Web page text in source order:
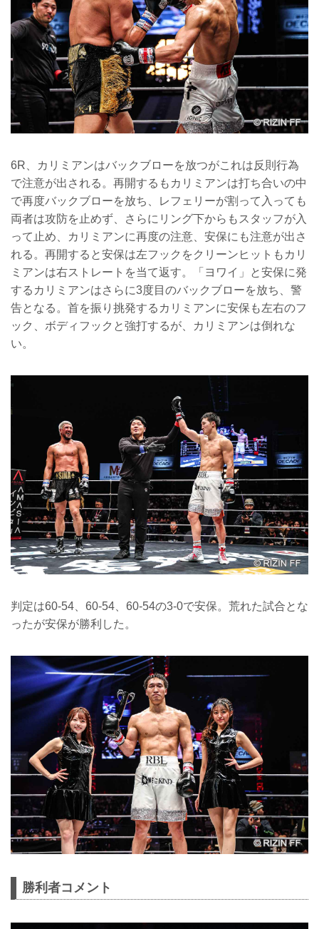
6R、カリミアンはバックブローを放つがこれは反則行為
で注意が出される。再開するもカリミアンは打ち合いの中
で再度バックブローを放ち、レフェリーが割って入っても
両者は攻防を止めず、さらにリング下からもスタッフが入
って止め、カリミアンに再度の注意、安保にも注意が出さ
れる。再開すると安保は左フックをクリーンヒットもカリ
ミアンは右ストレートを当て返す。「ヨワイ」と安保に発
するカリミアンはさらに3度目のバックブローを放ち、警
告となる。首を振り挑発するカリミアンに安保も左右のフ
ック、ボディフックと強打するが、カリミアンは倒れな
い。
判定は60-54、60-54、60-54の3-0で安保。荒れた試合とな
ったが安保が勝利した。
勝利者コメント